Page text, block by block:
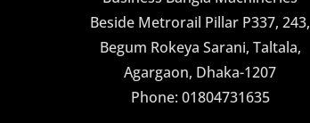
Beside Metrorail Pillar P337, 243,
Begum Rokeya Sarani, Taltala,
Agargaon, Dhaka-1207
Phone: 01804731635